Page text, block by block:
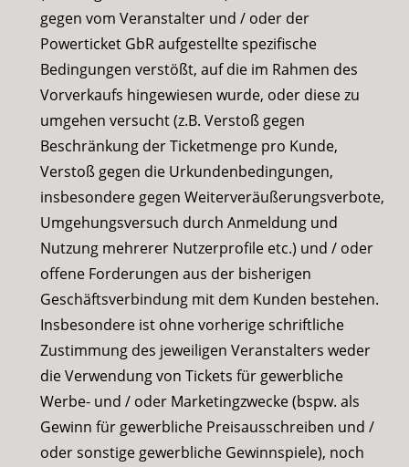
gegen vom Veranstalter und / oder der
Powerticket GbR aufgestellte spezifische
Bedingungen verstößt, auf die im Rahmen des
Vorverkaufs hingewiesen wurde, oder diese zu
umgehen versucht (z.B. Verstoß gegen
Beschränkung der Ticketmenge pro Kunde,
Verstoß gegen die Urkundenbedingungen,
insbesondere gegen Weiterveräußerungsverbote,
Umgehungsversuch durch Anmeldung und
Nutzung mehrerer Nutzerprofile etc.) und / oder
offene Forderungen aus der bisherigen
Geschäftsverbindung mit dem Kunden bestehen.
Insbesondere ist ohne vorherige schriftliche
Zustimmung des jeweiligen Veranstalters weder
die Verwendung von Tickets für gewerbliche
Werbe- und / oder Marketingzwecke (bspw. als
Gewinn für gewerbliche Preisausschreiben und /
oder sonstige gewerbliche Gewinnspiele), noch